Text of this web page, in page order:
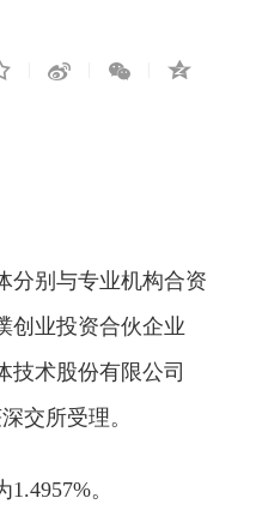
分别与专业机构合资
创业投资合伙企业
技术股份有限公司
交所受理。
。